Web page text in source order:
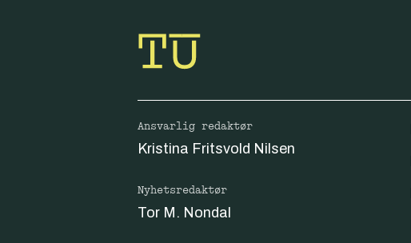
Ansvarlig redaktør
Kristina Fritsvold Nilsen
Nyhetsredaktør
Tor M. Nondal